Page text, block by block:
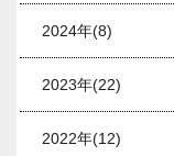
2024年(8)
2023年(22)
2022年(12)